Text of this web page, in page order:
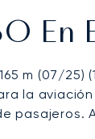
En
m (07/
la
pasajeros.